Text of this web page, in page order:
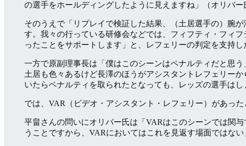
の選手をホールディングしたように見えますね」（オリバー
そのうえで「リプレイで検証した結果、（土居選手の）腕
す。我々の行っている研修会などでは、フィフティ・フィ
ったことをサポートします」と、レフェリーの判定を支持し
一方で原副理事長は「僕はこのシーンはペナルティだと思
土居も色々あるけど長澤のほうがアシスタントレフェリー
いたらペナルティを取られたとなっても、レッズの選手は
では、VAR（ビデオ・アシスタント・レフェリー）があっ
平畠さんの問いにオリバー氏は「VARはこのシーンでは関
うことですから、VARにおいてはこれを見返す場面ではな